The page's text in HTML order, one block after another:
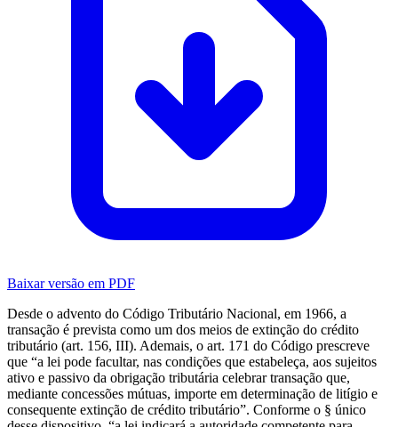
Baixar versão em PDF
Desde o advento do Código Tributário Nacional, em 1966, a
transação é prevista como um dos meios de extinção do crédito
tributário (art. 156, III). Ademais, o art. 171 do Código prescreve
que “a lei pode facultar, nas condições que estabeleça, aos sujeitos
ativo e passivo da obrigação tributária celebrar transação que,
mediante concessões mútuas, importe em determinação de litígio e
consequente extinção de crédito tributário”. Conforme o § único